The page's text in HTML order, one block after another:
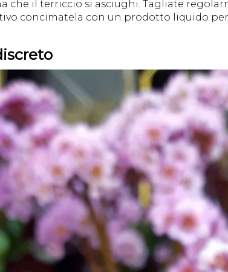
che il terriccio si asciughi. Tagliate
concimatela con un prodotto liquido